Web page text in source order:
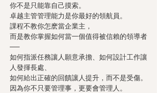
你不是只能靠自己摸索。
卓越主管管理能力是你最好的領航員。
課程不教你怎麽當企業主，
而是教你掌握如何當一個值得被信賴的領導者
──
如何指派任務讓人願意承擔、如何設計工作讓
人發揮長處、
如何給出正確的回饋讓人提升，而不是受傷。
因為你不只要管理事，更要會管理人。